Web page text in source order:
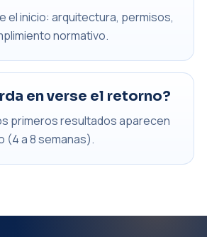
el inicio: arquitectura, permisos,
normativo.
en verse el retorno?
primeros resultados aparecen
(4 a 8 semanas).